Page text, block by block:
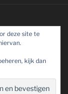
deze site te
kijk dan